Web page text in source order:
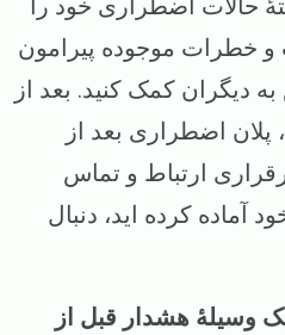
حالات اضطراری خود را
و خطرات موجوده پیرامون
دیگران کمک کنید. بعد از
پلان اضطراری بعد از
ارتباط و تماس
آماده کرده اید، دنبال
وسیلهٔ هشدار قبل از